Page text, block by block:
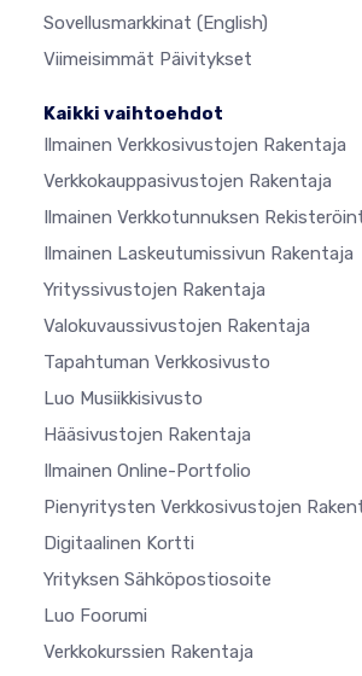
Sovellusmarkkinat (English)
Viimeisimmät Päivitykset
Kaikki vaihtoehdot
Ilmainen Verkkosivustojen Rakentaja
Verkkokauppasivustojen Rakentaja
Ilmainen Verkkotunnuksen
Ilmainen Laskeutumissivun Rakentaja
Yrityssivustojen Rakentaja
Valokuvaussivustojen Rakentaja
Tapahtuman Verkkosivusto
Luo Musiikkisivusto
Hääsivustojen Rakentaja
Ilmainen Online-Portfolio
Pienyritysten Verkkosivustojen
Digitaalinen Kortti
Yrityksen Sähköpostiosoite
Luo Foorumi
Verkkokurssien Rakentaja